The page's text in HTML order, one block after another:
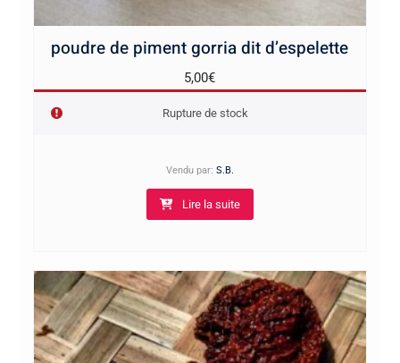
poudre de piment gorria dit d’espelette
5,00€
Rupture de stock
Vendu par: S.B.
Lire la suite